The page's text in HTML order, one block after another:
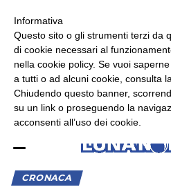
ASCOLTA RADIO LUNA
CRONACA
×
Informativa
Questo sito o gli strumenti terzi da
di cookie necessari al
nella cookie policy. Se vuoi
a tutti o ad alcuni cookie, consulta la
Chiudendo questo banner,
su un link o proseguendo la
acconsenti all’uso dei cookie.